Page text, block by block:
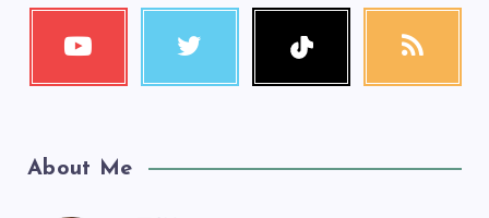
About Me